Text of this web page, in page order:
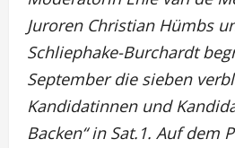
Juroren Christian Hümbs
Schliephake-Burchardt
September die sieben
Kandidatinnen und
Backen“ in Sat.1. Auf dem